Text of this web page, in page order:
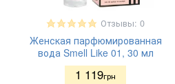
Отзывы: 0
Женская парфюмированная
вода Smell Like 01, 30 мл
1 119грн